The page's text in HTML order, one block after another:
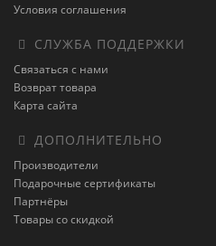
Условия соглашения
СЛУЖБА ПОДДЕРЖКИ
Связаться с нами
Возврат товара
Карта сайта
ДОПОЛНИТЕЛЬНО
Производители
Подарочные сертификаты
Партнёры
Товары со скидкой